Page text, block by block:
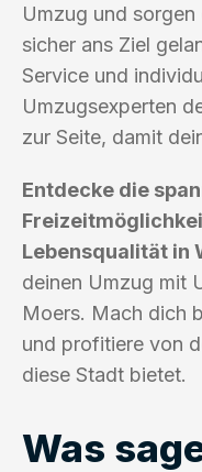
Umzug und
sicher ans Ziel
Service und
Umzugsexperten
zur Seite, damit
Entdecke die
Lebensqualität in
deinen Umzug mit
Moers. Mach dich
und profitiere von
diese Stadt bietet.
Was